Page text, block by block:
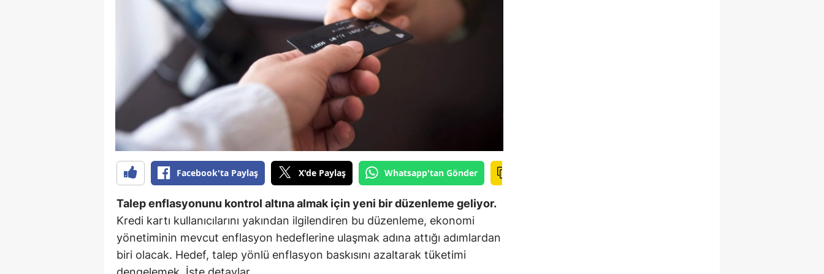
Bilecik
Bingöl
Bitlis
Bolu
Burdur
Çanakkale
Çankırı
Çorum
Denizli
Diyarbakır
Facebook'ta Paylaş X'de Paylaş Whatsapp'tan Gönder
Talep enflasyonunu kontrol altına almak için yeni bir düzenleme geliyor.
Kredi kartı kullanıcılarını yakından ilgilendiren bu düzenleme, ekonomi
yönetiminin mevcut enflasyon hedeflerine ulaşmak adına attığı adımlardan
biri olacak. Hedef, talep yönlü enflasyon baskısını azaltarak tüketimi